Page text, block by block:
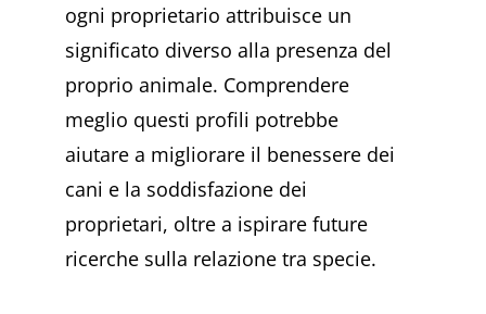
ogni proprietario attribuisce un
significato diverso alla presenza del
proprio animale. Comprendere
meglio questi profili potrebbe
aiutare a migliorare il benessere dei
cani e la soddisfazione dei
proprietari, oltre a ispirare future
ricerche sulla relazione tra specie.